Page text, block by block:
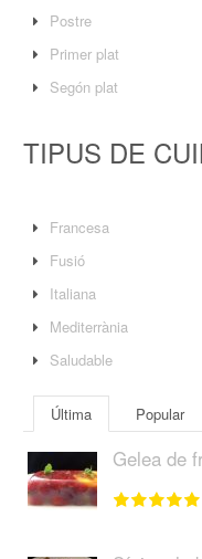
Postre
Primer plat
Segón plat
TIPUS DE
Francesa
Fusió
Italiana
Mediterrània
Saludable
Última Popular
Gelea de